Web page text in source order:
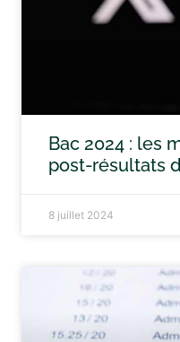
Bac 2024 : les
post-résultats
8 juillet 2024